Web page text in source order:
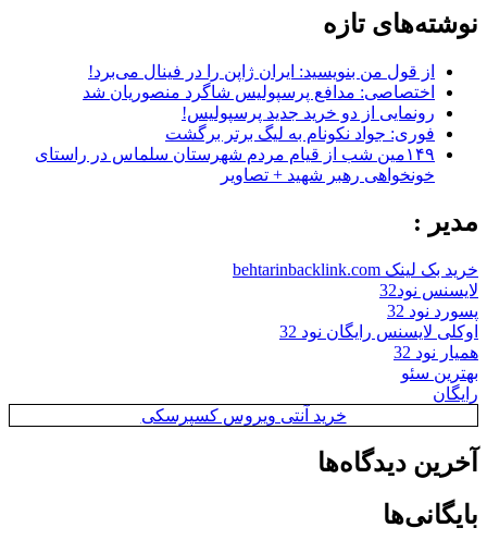
نوشته‌های تازه
از قول من بنویسید: ایران ژاپن را در فینال می‌برد!
اختصاصی: مدافع پرسپولیس شاگرد منصوریان شد
رونمایی از دو خرید جدید پرسپولیس!
فوری: جواد نکونام به لیگ برتر برگشت
۱۴۹مین شب از قیام مردم شهرستان سلماس در راستای
خونخواهی رهبر شهید + تصاویر
مدیر :
خرید بک لینک behtarinbacklink.com
لایسنس نود32
پسورد نود 32
اوکلی لایسنس رایگان نود 32
همیار نود 32
بهترین سئو
رایگان
خرید آنتی ویروس کسپرسکی
آخرین دیدگاه‌ها
بایگانی‌ها